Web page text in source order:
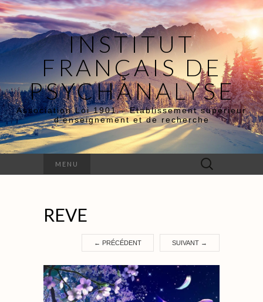
INSTITUT
FRANÇAIS DE
PSYCHANALYSE
Association Loi 1901 – Etablissement supérieur
d’enseignement et de recherche
MENU Rechercher :
REVE
← PRÉCÉDENT SUIVANT →